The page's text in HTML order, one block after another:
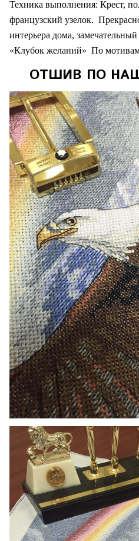
Техника выполнения: Крест,
французский узелок.
интерьера дома,
«Клубок желаний» По
ОТШИВ ПО